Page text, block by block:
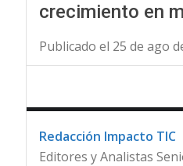
crecimiento en
Publicado el 25 de ago
Redacción Impacto TIC
Editores y Analistas